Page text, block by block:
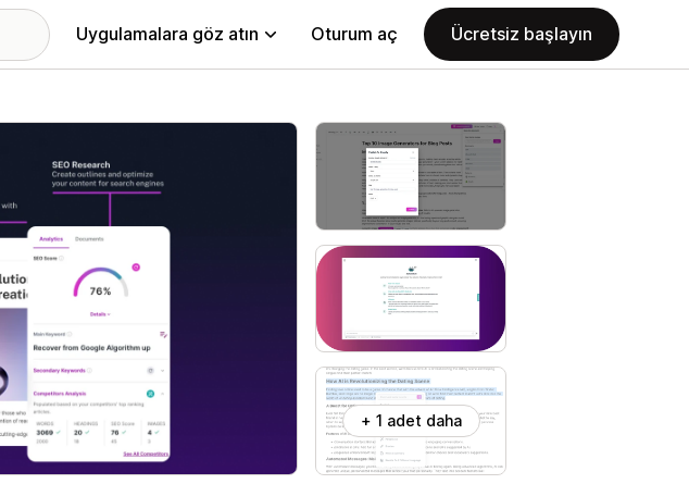
Uygulamalara göz atın Oturum aç Ücretsiz başlayın
+ 1 adet daha